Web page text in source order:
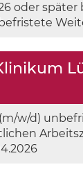
oder später
w/d)